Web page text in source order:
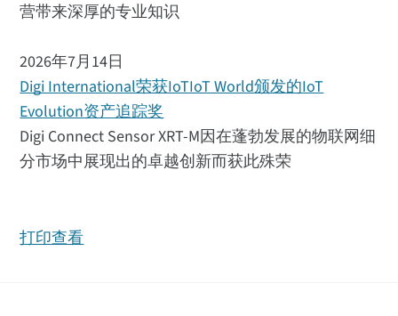
营带来深厚的专业知识
2026年7月14日
Digi International荣获IoTIoT World颁发的IoT
Evolution资产追踪奖
Digi Connect Sensor XRT-M因在蓬勃发展的物联网细
分市场中展现出的卓越创新而获此殊荣
打印查看